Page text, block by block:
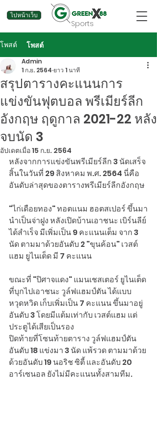
ไปหน้าเว็บ
Sports
โพสต์
สรุปตารางคะแนนการ
แข่งขันฟุตบอล พรีเมียร์ลีก
อังกฤษ ฤดูกาล 2021-22 หลัง
จบนัด 3
Admin
1 ก.ย. 2564 ยาว 1 นาที
อัปเดตเมื่อ15 ก.ย. 2564
หลังจากการแข่งขันพรีเมียร์ลีก 3 นัดเสร็จ
สิ้นในวันที่ 29 สิงหาคม พ.ศ. 2564 นี่คือ
อันดับล่าสุดของตารางพรีเมียร์ลีกอังกฤษ
"ไก่เดือยทอง" ทอตแนม ฮอตสเปอร์ ขึ้นมา
นำเป็นจ่าฝูง หลังเปิดบ้านเอาชนะ เบิร์นลีย์
ได้สำเร็จ มีเพิ่มเป็น 9 คะแนนเต็ม จาก 3
นัด ตามมาด้วยอันดับ 2 "ขุนค้อน" เวสต์
แฮม ยูไนเต็ด มี 7 คะแนน
ขณะที่ "ปิศาจแดง" แมนเชสเตอร์ ยูไนเต็ด
ที่บุกไปเอาชนะ วูล์ฟแฮมป์ตัน ได้แบบ
หวุดหวิด เก็บเพิ่มเป็น 7 คะแนน ขึ้นมาอยู่
อันดับ 3 โดยมีแต้มเท่ากับ เวสต์แฮม แต่
ประตูได้เสียเป็นรอง
ปิดท้ายที่โซนท้ายตาราง วูล์ฟแฮมป์ตัน
อันดับ 18 แข่งมา 3 นัด แพ้รวด ตามมาด้วย
ด้วยอันดับ 19 นอริช ซิตี้ และอันดับ 20
อาร์เซนอล ยังไม่มีคะแนนทั้งสามทีม.
โพสต์